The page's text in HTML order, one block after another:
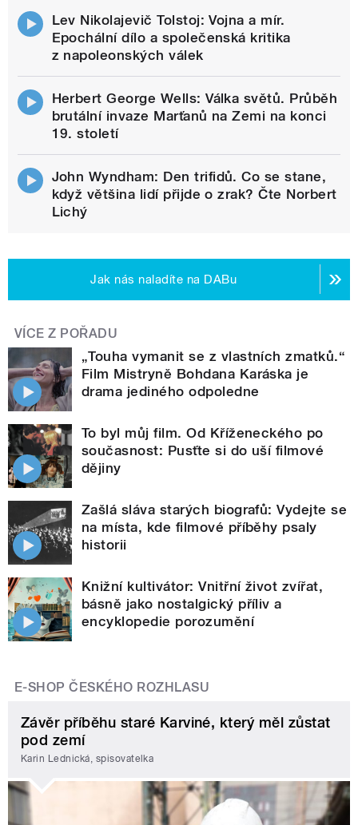
Lev Nikolajevič Tolstoj: Vojna a mír.
Epochální dílo a společenská kritika
z napoleonských válek
Herbert George Wells: Válka světů. Průběh
brutální invaze Marťanů na Zemi na konci
19. století
John Wyndham: Den trifidů. Co se stane,
když většina lidí přijde o zrak? Čte Norbert
Lichý
Jak nás naladíte na DABu
VÍCE Z POŘADU
„Touha vymanit se z vlastních zmatků.“
Film Mistryně Bohdana Karáska je
drama jediného odpoledne
To byl můj film. Od Kříženeckého po
současnost: Pusťte si do uší filmové
dějiny
Zašlá sláva starých biografů: Vydejte se
na místa, kde filmové příběhy psaly
historii
Knižní kultivátor: Vnitřní život zvířat,
básně jako nostalgický příliv a
encyklopedie porozumění
E-SHOP ČESKÉHO ROZHLASU
Závěr příběhu staré Karviné, který měl zůstat
pod zemí
Karin Lednická, spisovatelka